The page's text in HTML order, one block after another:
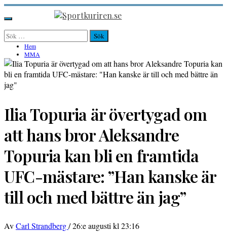
Hoppa
till
innehåll
Sportkuriren.se
Primär
meny
Sök
efter: Hem
MMA
Ilia Topuria är övertygad om
att hans bror Aleksandre
Topuria kan bli en framtida
UFC-mästare: ”Han kanske är
till och med bättre än jag”
AvCarl Strandberg/26:e augusti kl 23:16